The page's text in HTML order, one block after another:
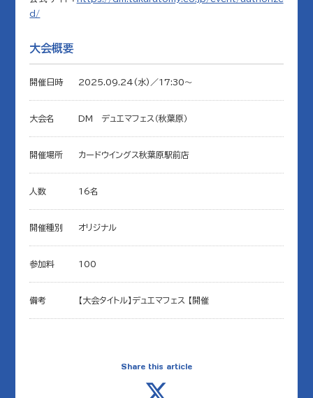
d/
大会概要
開催日時 2025.09.24(水)／17:30〜
大会名 DM デュエマフェス（秋葉原）
開催場所 カードウイングス秋葉原駅前店
人数 16名
開催種別 オリジナル
参加料 100
備考 【大会タイトル】デュエマフェス 【開催
Share this article